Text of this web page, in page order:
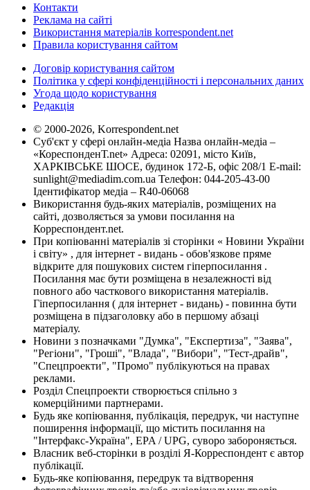
Контакти
Реклама на сайті
Використання матеріалів korrespondent.net
Правила користування сайтом
Договір користування сайтом
Політика у сфері конфіденційності і персональних даних
Угода щодо користування
Редакція
© 2000-2026, Korrespondent.net
Суб'єкт у сфері онлайн-медіа Назва онлайн-медіа –
«КореспонденТ.net» Адреса: 02091, місто Київ,
ХАРКІВСЬКЕ ШОСЕ, будинок 172-Б, офіс 208/1 E-mail:
sunlight@mediadim.com.ua Телефон: 044-205-43-00
Ідентифікатор медіа – R40-06068
Використання будь-яких матеріалів, розміщених на
сайті, дозволяється за умови посилання на
Корреспондент.net.
При копіюванні матеріалів зі сторінки « Новини України
і світу» , для інтернет - видань - обов'язкове пряме
відкрите для пошукових систем гіперпосилання .
Посилання має бути розміщена в незалежності від
повного або часткового використання матеріалів.
Гіперпосилання ( для інтернет - видань) - повинна бути
розміщена в підзаголовку або в першому абзаці
матеріалу.
Новини з позначками "Думка", "Експертиза", "Заява",
"Регіони", "Гроші", "Влада", "Вибори", "Тест-драйв",
"Спецпроекти", "Промо" публікуються на правах
реклами.
Розділ Спецпроекти створюється спільно з
комерційними партнерами.
Будь яке копіювання, публікація, передрук, чи наступне
поширення інформації, що містить посилання на
"Інтерфакс-Україна", EPA / UPG, суворо забороняється.
Власник веб-сторінки в розділі Я-Корреспондент є автор
публікації.
Будь-яке копіювання, передрук та відтворення